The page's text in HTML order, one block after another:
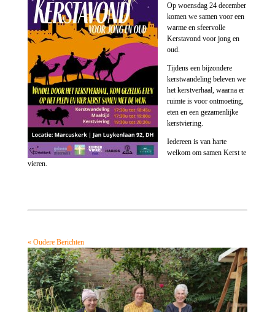
Op woensdag 24 december
komen we samen voor een
warme en sfeervolle
Kerstavond voor jong en
oud.
Tijdens een bijzondere
kerstwandeling beleven we
het kerstverhaal, waarna er
ruimte is voor ontmoeting,
eten en een gezamenlijke
kerstviering.
Iedereen is van harte
welkom om samen Kerst te
vieren.
« Oudere Berichten